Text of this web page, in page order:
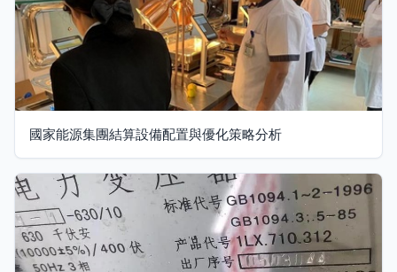
國家能源集團結算設備配置與優化策略分析